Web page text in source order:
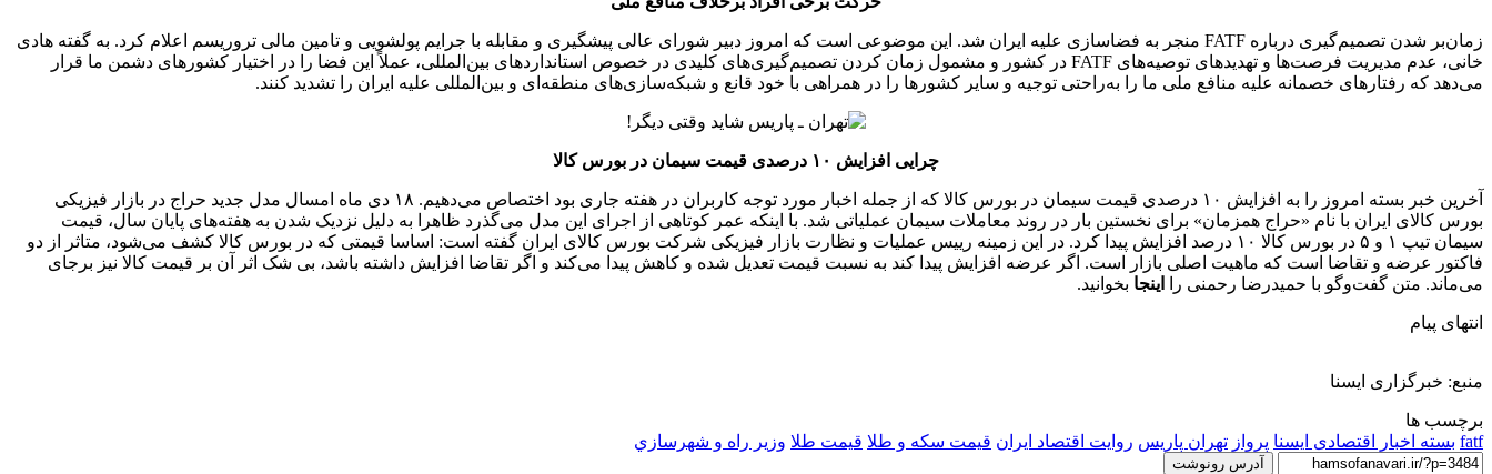
زمان‌بر شدن تصمیم‌گیری درباره FATF منجر به فضاسازی علیه ایران شد. این موضوعی است که امروز دبیر شورای عالی پیشگیری و مقابله با جرایم پولشویی و تامین مالی تروریسم اعلام کرد. به گفته هادی
خانی، عدم مدیریت فرصت‌ها و تهدیدهای توصیه‌های FATF در کشور و مشمول زمان کردن تصمیم‌گیری‌های کلیدی در خصوص استانداردهای بین‌المللی، عملاً این فضا را در اختیار کشورهای دشمن ما قرار
می‌دهد که رفتارهای خصمانه علیه منافع ملی ما را به‌راحتی توجیه و سایر کشورها را در همراهی با خود قانع و شبکه‌سازی‌های منطقه‌ای و بین‌المللی علیه ایران را تشدید کنند.
چرایی افزایش ۱۰ درصدی قیمت سیمان در بورس کالا
آخرین خبر بسته امروز را به افزایش ۱۰ درصدی قیمت سیمان در بورس کالا که از جمله اخبار مورد توجه کاربران در هفته جاری بود اختصاص می‌دهیم. ۱۸ دی ماه امسال مدل جدید حراج در بازار فیزیکی
بورس کالای ایران با نام «حراج همزمان» برای نخستین بار در روند معاملات سیمان عملیاتی شد. با اینکه عمر کوتاهی از اجرای این مدل می‌گذرد ظاهرا به دلیل نزدیک شدن به هفته‌های پایان سال، قیمت
سیمان تیپ ۱ و ۵ در بورس کالا ۱۰ درصد افزایش پیدا کرد. در این زمینه رییس عملیات و نظارت بازار فیزیکی شرکت بورس کالای ایران گفته است: اساسا قیمتی که در بورس کالا کشف می‌شود، متاثر از دو
فاکتور عرضه و تقاضا است که ماهیت اصلی بازار است. اگر عرضه افزایش پیدا کند به نسبت قیمت تعدیل شده و کاهش پیدا می‌کند و اگر تقاضا افزایش داشته باشد، بی شک اثر آن بر قیمت کالا نیز برجای
می‌ماند. متن گفت‌وگو با حمیدرضا رحمنی را
اینجا بخوانید.
انتهای پیام
منبع: خبرگزاری ایسنا
برچسب ها
fatf بسته اخبار اقتصادی ایسنا پرواز تهران پاریس روایت اقتصاد ایران قیمت سکه و طلا قیمت طلا وزير راه و شهرسازي
آدرس رونوشت